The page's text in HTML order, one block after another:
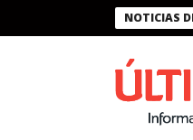
NOTICIAS
Presidente Bukele